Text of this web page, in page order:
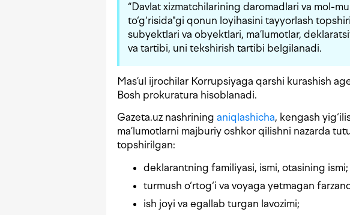
“Davlat xizmatchilarining daromadlari va mol-
to‘g‘risida"gi qonun loyihasini tayyorlash
subyektlari va obyektlari, ma’lumotlar,
va tartibi, uni tekshirish tartibi belgilanadi.
Mas’ul ijrochilar Korrupsiyaga qarshi kurashish
Bosh prokuratura hisoblanadi.
Gazeta.uz nashrining aniqlashicha, kengash
ma’lumotlarni majburiy oshkor qilishni nazarda
topshirilgan:
deklarantning familiyasi, ismi, otasining ismi;
turmush o‘rtog‘i va voyaga yetmagan
ish joyi va egallab turgan lavozimi;